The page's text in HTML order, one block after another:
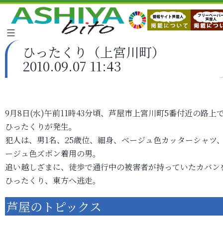
ひったくり（上宮川町）
2010.09.07 11:43
9月8日(水)午前11時43分頃、芦屋市上宮川町5番付近の路上
ひったくりが発生。
犯人は、男1名、25歳位、細身、ベージュ色カッターシャツ
ージュ色ズボン着用の男。
追い越しざまに、徒歩で通行中の被害者が持っていたカバン
ひったくり、東方へ逃走。
芦屋のトピックス